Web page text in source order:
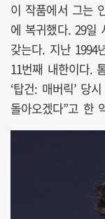
이 작품에서 그는
에 복귀했다. 29일
갖는다. 지난 1994
11번째 내한이다.
‘탑건: 매버릭’ 당
돌아오겠다”고 한